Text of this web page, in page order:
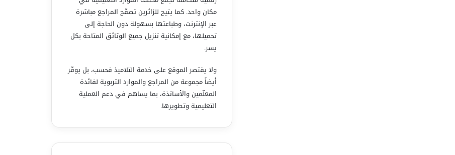
مكان واحد. كما يتيح للزائرين تصفّح المراجع مباشرة
عبر الإنترنت، وطباعتها بسهولة دون الحاجة إلى
تحميلها، مع إمكانية تنزيل جميع الوثائق المتاحة بكل
يسر.
ولا يقتصر الموقع على خدمة التلاميذ فحسب، بل يوفّر
أيضاً مجموعة من المراجع والموارد التربوية لفائدة
المعلّمين والأساتذة، بما يساهم في دعم العملية
التعليمية وتطويرها.